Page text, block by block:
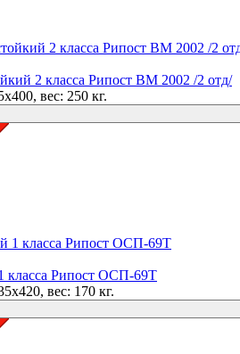
2 класса Рипост ВМ 2002 /2 отд/
вес: 250 кг.
класса Рипост ОСП-69Т
вес: 170 кг.